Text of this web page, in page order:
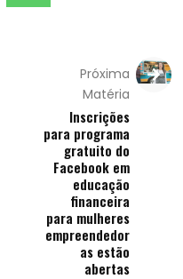
Próxima
Matéria
Inscrições
para programa
gratuito do
Facebook em
educação
financeira
para mulheres
empreendedor
as estão
abertas